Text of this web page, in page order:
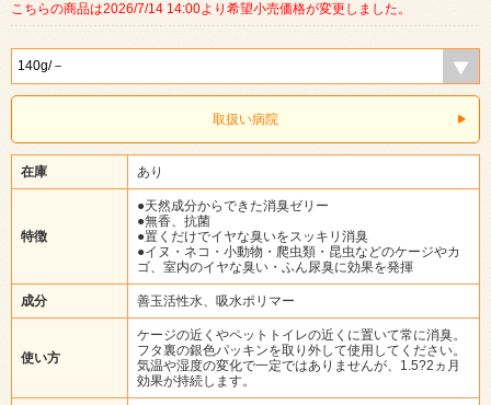
こちらの商品は2026/7/14 14:00より希望小売価格が変更しました。
取扱い病院
在庫 あり
特徴
●天然成分からできた消臭ゼリー
●無香、抗菌
●置くだけでイヤな臭いをスッキリ消臭
●イヌ・ネコ・小動物・爬虫類・昆虫などのケージやカ
ゴ、室内のイヤな臭い・ふん尿臭に効果を発揮
成分 善玉活性水、吸水ポリマー
使い方
ケージの近くやペットトイレの近くに置いて常に消臭。
フタ裏の銀色パッキンを取り外して使用してください。
気温や湿度の変化で一定ではありませんが、1.5?2ヵ月
効果が持続します。